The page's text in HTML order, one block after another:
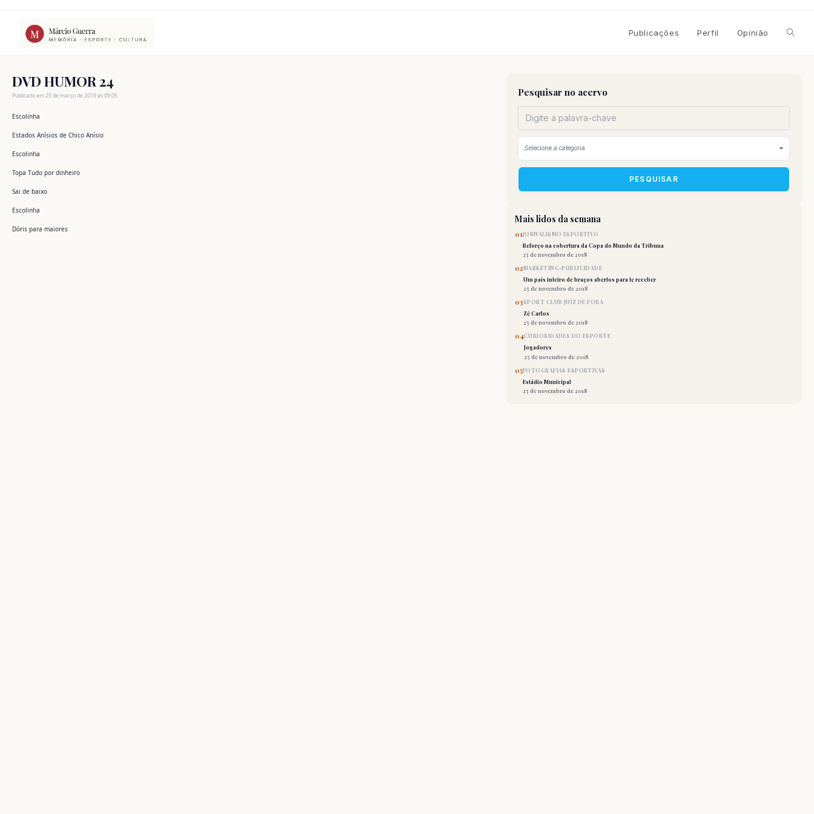
conteúdo
Publicações Perfil Opinião
site
DVD HUMOR 24
Publicado em 25 de março de 2019 às 09:05
Escolinha
Estados Anísios de Chico Anísio
Escolinha
Topa Tudo por dinheiro
Sai de baixo
Escolinha
Dóris para maiores
Pesquisar no acervo
PESQUISAR
Mais lidos da semana
01JORNALISMO ESPORTIVO
Reforço na cobertura da Copa do Mundo da Tribuna
25 de novembro de 2018
02MARKETING-PUBLICIDADE
Um país inteiro de braços abertos para te receber
25 de novembro de 2018
03SPORT CLUB JUIZ DE FORA
Zé Carlos
25 de novembro de 2018
04CURIOSIDADES DO ESPORTE
Jogadores
25 de novembro de 2018
05FOTOGRAFIAS ESPORTIVAS
Estádio Municipal
25 de novembro de 2018